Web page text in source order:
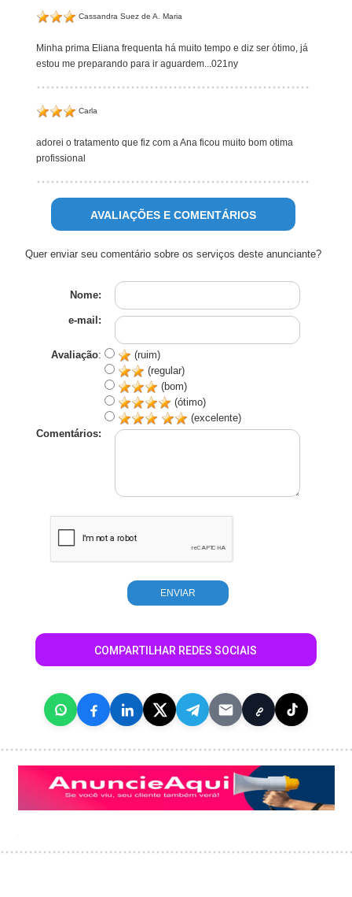
Cassandra Suez de A. Maria
Minha prima Eliana frequenta há muito tempo e diz ser ótimo, já
estou me preparando para ir aguardem...021ny
Carla
adorei o tratamento que fiz com a Ana ficou muito bom otima
profissional
AVALIAÇÕES E COMENTÁRIOS
Quer enviar seu comentário sobre os serviços deste anunciante?
Nome:
e-mail:
Avaliação:
(ruim)
(regular)
(bom)
(ótimo)
(excelente)
Comentários:
COMPARTILHAR REDES SOCIAIS